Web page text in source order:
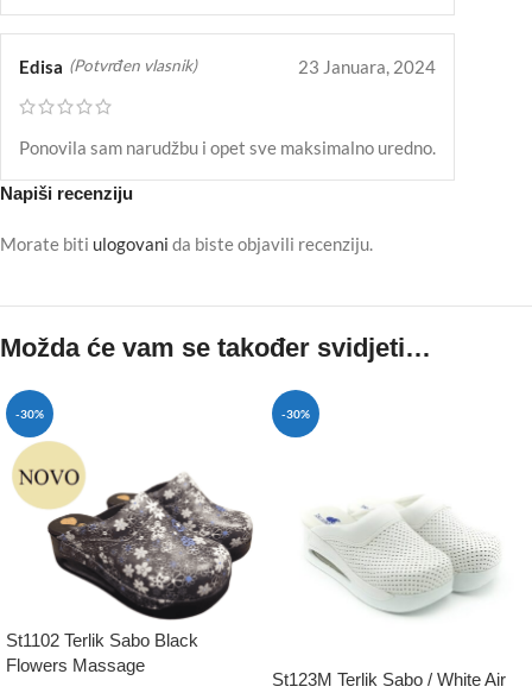
Edisa (Potvrđen vlasnik) 23 Januara, 2024
Ponovila sam narudžbu i opet sve maksimalno uredno.
Napiši recenziju
Morate biti ulogovani da biste objavili recenziju.
Možda će vam se također svidjeti…
-30%
St1102 Terlik Sabo Black
Flowers Massage
-30%
St123M Terlik Sabo / White Air